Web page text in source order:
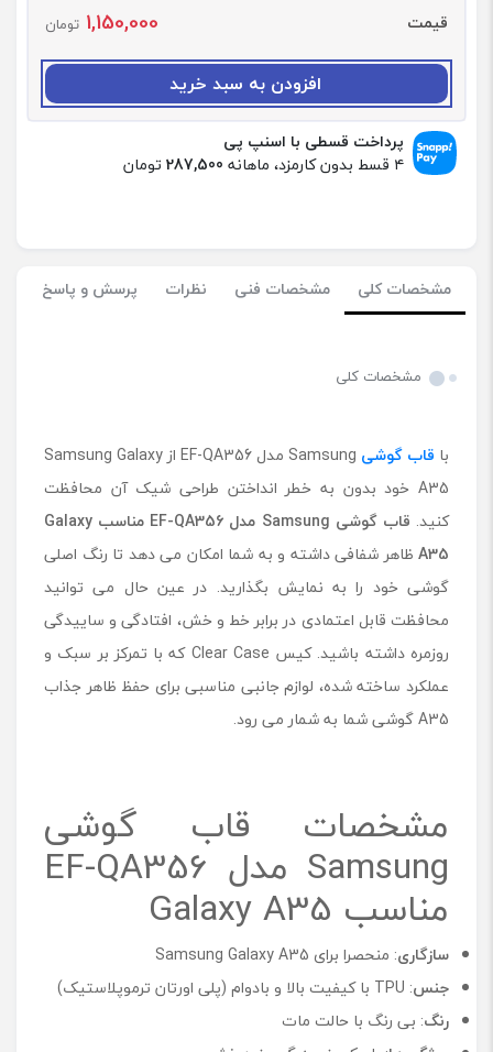
:
ق
ا
ب
گ
m
ل
E
F
-
Q
3
5
6
ن
ا
x
y
A
3
5
قیمت 1,150,000 تومان
افزودن به سبد خرید
پرداخت قسطی با اسنپ پی
۴ قسط بدون کارمزد، ماهانه
287,500 تومان
مشخصات کلی مشخصات فنی نظرات پرسش و پاسخ
مشخصات کلی
با قاب گوشی
Samsung مدل EF-QA356 از Samsung Galaxy
A35 خود بدون به خطر انداختن طراحی شیک آن محافظت
کنید.
قاب گوشی Samsung مدل EF-QA356 مناسب Galaxy
A35 ظاهر شفافی داشته و به شما امکان می دهد تا رنگ اصلی
گوشی خود را به نمایش بگذارید. در عین حال می توانید
محافظت قابل اعتمادی در برابر خط و خش، افتادگی و ساییدگی
روزمره داشته باشید. کیس Clear Case که با تمرکز بر سبک و
عملکرد ساخته شده، لوازم جانبی مناسبی برای حفظ ظاهر جذاب
A35 گوشی شما به شمار می رود.
مشخصات قاب گوشی
Samsung مدل EF-QA356
مناسب Galaxy A35
سازگاری: منحصرا برای Samsung Galaxy A35
جنس: TPU با کیفیت بالا و بادوام (پلی اورتان ترموپلاستیک)
رنگ: بی رنگ با حالت مات